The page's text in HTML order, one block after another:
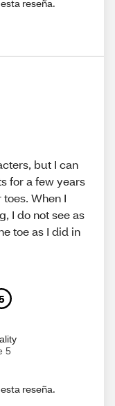
reseña.
but I can
for a few years
When I
I do not see as
toe as I did in
5
reseña.